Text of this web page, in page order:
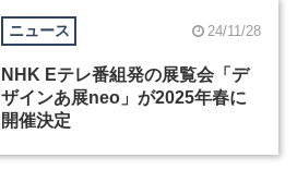
ニュース 24/11/28
NHK Eテレ番組発の展覧会「デ
ザインあ展neo」が2025年春に
開催決定